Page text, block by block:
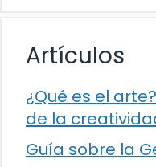
Artículos
¿Qué es el
de la
Guía sobre la